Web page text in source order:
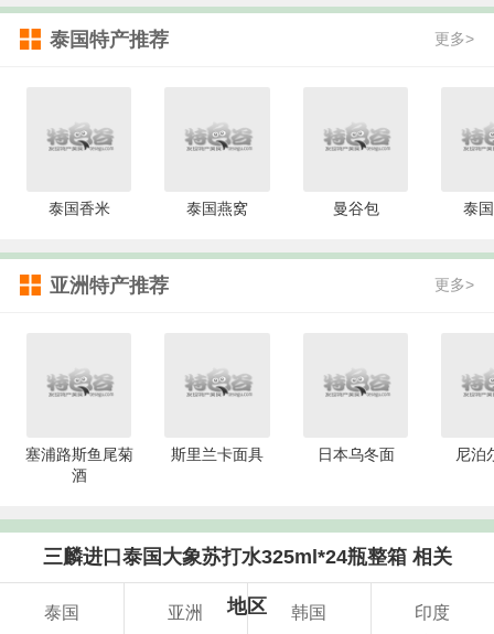
泰国特产推荐 更多>
泰国香米 泰国燕窝 曼谷包 泰
亚洲特产推荐 更多>
塞浦路斯鱼尾菊
酒
斯里兰卡面具 日本乌冬面 尼泊
三麟进口泰国大象苏打水325ml*24瓶整箱 相关
地区
泰国 亚洲 韩国 印度